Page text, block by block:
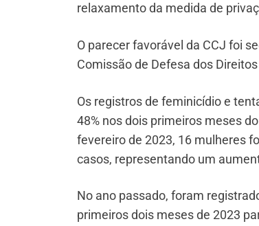
relaxamento da medida de
O parecer favorável da CCJ foi
Comissão de Defesa dos
Os registros de feminicídio e
48% nos dois primeiros meses
fevereiro de 2023, 16 mulheres
casos, representando um
No ano passado, foram
primeiros dois meses de 2023